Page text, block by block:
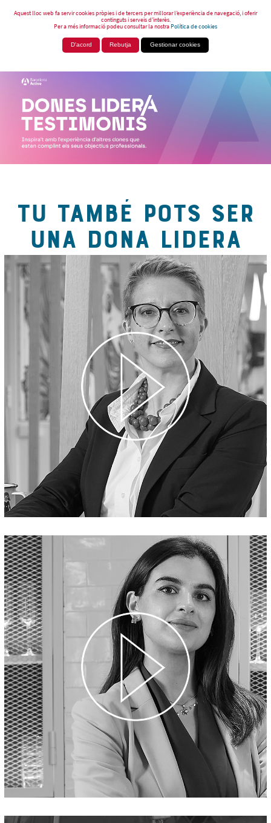
Aquest lloc web fa servir cookies pròpies i de tercers per millorar l’experiència de navegació, i oferir
continguts i serveis d’interès.
Per a més informació podeu consultar la nostraPolítica de cookies
D'acord Rebutja Gestionar cookies
TU TAMBÉ POTS SER
UNA DONA LIDERA